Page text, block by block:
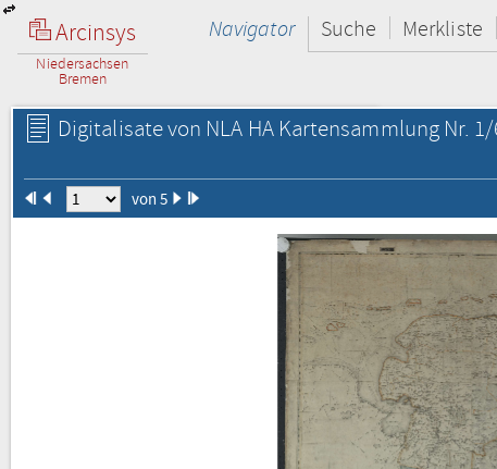
Arcinsys
Niedersachsen
Bremen
Navigator Suche Merkliste
Digitalisate von NLA HA Kartensammlung Nr.
von 5